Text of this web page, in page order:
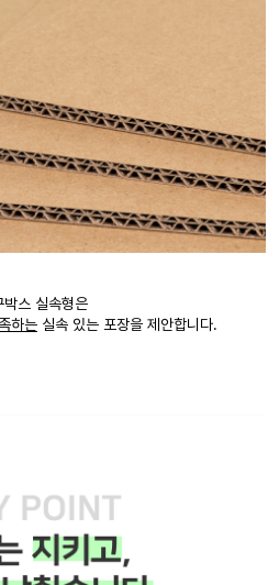
박스 실속형은
하는 실속 있는 포장을 제안합니다.